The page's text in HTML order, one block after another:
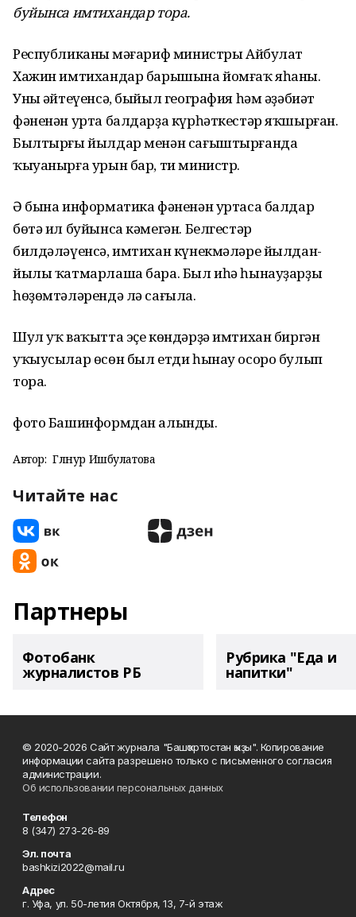
буйынса имтихандар тора.
Республиканың мәғариф министры Айбулат
Хажин имтихандар барышына йомғаҡ яһаны.
Уның әйтеүенсә, быйыл география һәм әҙәбиәт
фәненән урта балдарҙа күрһәткестәр яҡшырған.
Былтырғы йылдар менән сағыштырғанда
ҡыуанырға урын бар, ти министр.
Ә бына информатика фәненән уртаса балдар
бөтә ил буйынса кәмегән. Белгестәр
билдәләүенсә, имтихан күнекмәләре йылдан-
йылы ҡатмарлаша бара. Был иһә һынауҙарҙың
һөҙөмтәләрендә лә сағыла.
Шул уҡ ваҡытта эҫе көндәрҙә имтихан биргән
уҡыусылар өсөн был етди һынау осоро булып
тора.
фото Башинформдан алынды.
Автор: Гөлнур Ишбулатова
Читайте нас
Партнеры
Фотобанк
журналистов РБ
Рубрика "Еда и
напитки"
© 2020-2026 Сайт журнала "Башҡортостан ҡыҙы". Копирование
информации сайта разрешено только с письменного согласия
администрации.
Об использовании персональных данных
Телефон
8 (347) 273-26-89
Эл. почта
bashkizi2022@mail.ru
Адрес
г. Уфа, ул. 50-летия Октября, 13, 7-й этаж